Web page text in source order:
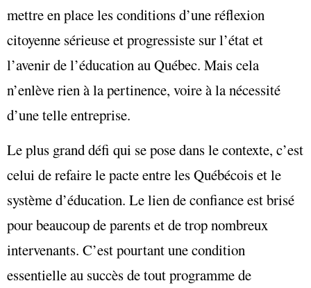
mettre en place les conditions d’une réflexion
citoyenne sérieuse et progressiste sur l’état et
l’avenir de l’éducation au Québec. Mais cela
n’enlève rien à la pertinence, voire à la nécessité
d’une telle entreprise.
Le plus grand défi qui se pose dans le contexte, c’est
celui de refaire le pacte entre les Québécois et le
système d’éducation. Le lien de confiance est brisé
pour beaucoup de parents et de trop nombreux
intervenants. C’est pourtant une condition
essentielle au succès de tout programme de